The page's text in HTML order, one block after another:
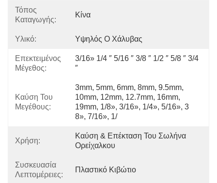
Τόπος
Καταγωγής:
Κίνα
Υλικό: Υψηλός Ο Χάλυβας
Επεκτειμένος
Μέγεθος:
3/16» 1/4 ″ 5/16 ″ 3/8 ″ 1/2 ″ 5/8 ″ 3/4
″
Καύση Του
Μεγέθους:
3mm, 5mm, 6mm, 8mm, 9.5mm,
10mm, 12mm, 12.7mm, 16mm,
19mm, 1/8», 3/16», 1/4», 5/16», 3
8», 7/16», 1/
Χρήση:
Καύση & Επέκταση Του Σωλήνα
Ορείχαλκου
Συσκευασία
Λεπτομέρειες:
Πλαστικό Κιβώτιο